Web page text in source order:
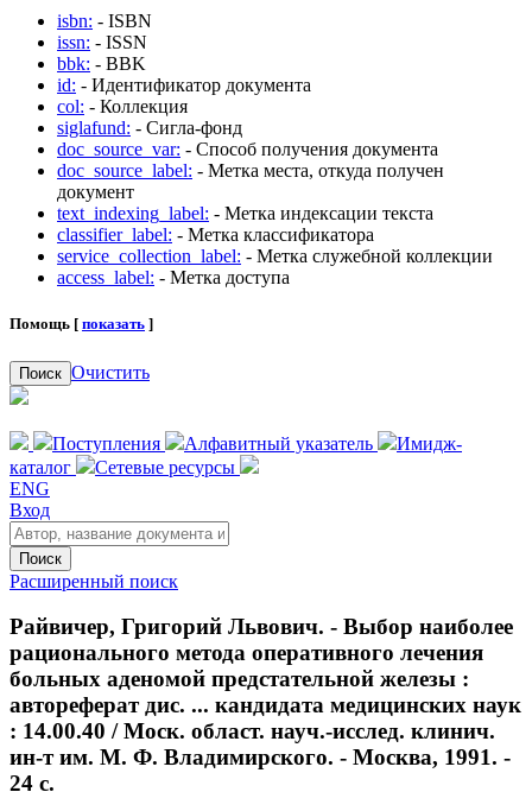
isbn: - ISBN
issn: - ISSN
bbk: - BBK
id: - Идентификатор документа
col: - Коллекция
siglafund: - Сигла-фонд
doc_source_var: - Способ получения документа
doc_source_label: - Метка места, откуда получен
документ
text_indexing_label: - Метка индексации текста
classifier_label: - Метка классификатора
service_collection_label: - Метка служебной коллекции
access_label: - Метка доступа
Помощь [ показать ]
Поиск Очистить
Поступления Алфавитный указатель
Имидж-
каталог
Сетевые ресурсы
ENG
Вход
Поиск
Расширенный поиск
Райвичер, Григорий Львович. - Выбор наиболее
рационального метода оперативного лечения
больных аденомой предстательной железы :
автореферат дис. ... кандидата медицинских наук
: 14.00.40 / Моск. област. науч.-исслед. клинич.
ин-т им. М. Ф. Владимирского. - Москва, 1991. -
24 с.